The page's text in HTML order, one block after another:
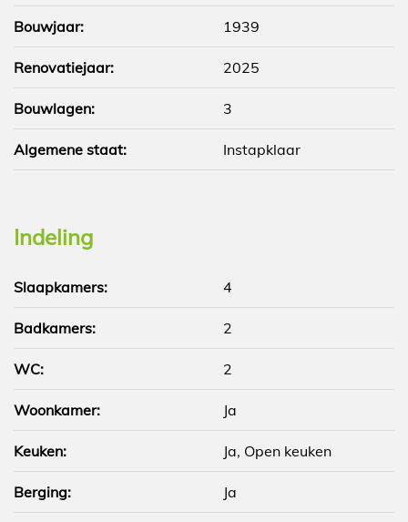
Bouwjaar: 1939
Renovatiejaar: 2025
Bouwlagen: 3
Algemene staat: Instapklaar
Indeling
Slaapkamers: 4
Badkamers: 2
WC: 2
Woonkamer: Ja
Keuken: Ja, Open keuken
Berging: Ja